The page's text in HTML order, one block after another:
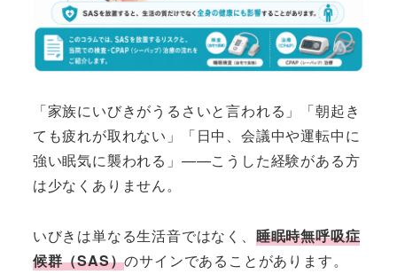
「家族にいびきがうるさいと言われる」「朝起き
ても疲れが取れない」「日中、会議中や運転中に
強い眠気に襲われる」——こうした経験がある方
は少なくありません。
いびきは単なる生活音ではなく、 睡眠時無呼吸症
候群（SAS）のサインであることがあります。